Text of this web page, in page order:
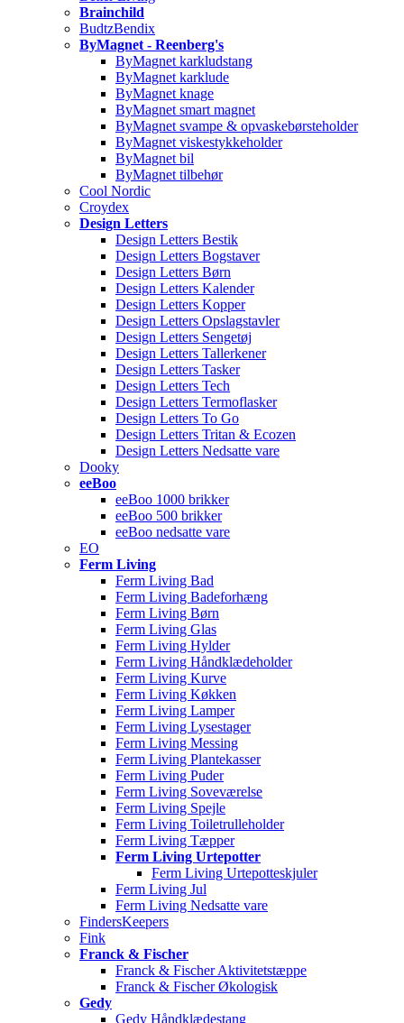
Brainchild
BudtzBendix
ByMagnet - Reenberg's
ByMagnet karkludstang
ByMagnet karklude
ByMagnet knage
ByMagnet smart magnet
ByMagnet svampe & opvaskebørsteholder
ByMagnet viskestykkeholder
ByMagnet bil
ByMagnet tilbehør
Cool Nordic
Croydex
Design Letters
Design Letters Bestik
Design Letters Bogstaver
Design Letters Børn
Design Letters Kalender
Design Letters Kopper
Design Letters Opslagstavler
Design Letters Sengetøj
Design Letters Tallerkener
Design Letters Tasker
Design Letters Tech
Design Letters Termoflasker
Design Letters To Go
Design Letters Tritan & Ecozen
Design Letters Nedsatte vare
Dooky
eeBoo
eeBoo 1000 brikker
eeBoo 500 brikker
eeBoo nedsatte vare
EO
Ferm Living
Ferm Living Bad
Ferm Living Badeforhæng
Ferm Living Børn
Ferm Living Glas
Ferm Living Hylder
Ferm Living Håndklædeholder
Ferm Living Kurve
Ferm Living Køkken
Ferm Living Lamper
Ferm Living Lysestager
Ferm Living Messing
Ferm Living Plantekasser
Ferm Living Puder
Ferm Living Soveværelse
Ferm Living Spejle
Ferm Living Toiletrulleholder
Ferm Living Tæpper
Ferm Living Urtepotter
Ferm Living Urtepotteskjuler
Ferm Living Jul
Ferm Living Nedsatte vare
FindersKeepers
Fink
Franck & Fischer
Franck & Fischer Aktivitetstæppe
Franck & Fischer Økologisk
Gedy
Gedy Håndklædestang